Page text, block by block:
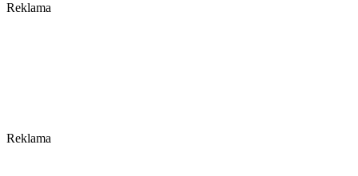
Reklama
Reklama